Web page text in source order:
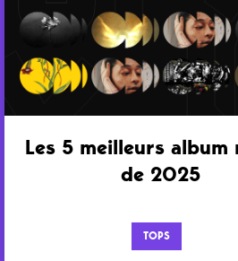
Les 5 meilleurs album
de 2025
TOPS